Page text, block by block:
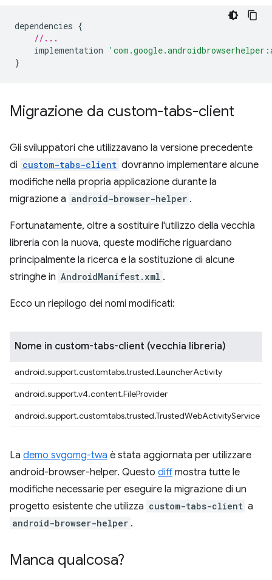
dependencies {
//...
implementation
}
Migrazione da custom-tabs-client
Gli sviluppatori che utilizzavano la versione precedente
di custom-tabs-client dovranno implementare alcune
modifiche nella propria applicazione durante la
migrazione a android-browser-helper .
Fortunatamente, oltre a sostituire l'utilizzo della vecchia
libreria con la nuova, queste modifiche riguardano
principalmente la ricerca e la sostituzione di alcune
stringhe in AndroidManifest.xml .
Ecco un riepilogo dei nomi modificati:
Nome in custom-tabs-client (vecchia libreria)
android.support.customtabs.trusted.LauncherActivity
android.support.v4.content.FileProvider
android.support.customtabs.trusted.TrustedWebActivityService
La demo svgomg-twa è stata aggiornata per utilizzare
android-browser-helper. Questo diff mostra tutte le
modifiche necessarie per eseguire la migrazione di un
progetto esistente che utilizza custom-tabs-client a
android-browser-helper .
Manca qualcosa?